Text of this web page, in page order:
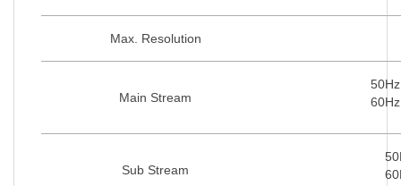
Max. Resolution
Main Stream
Sub Stream